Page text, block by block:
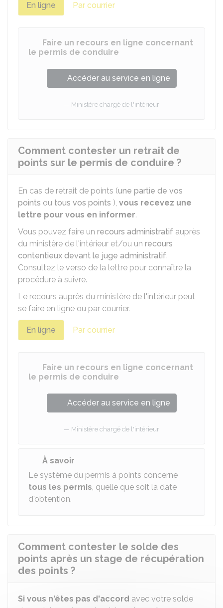
En ligne Par courrier
Faire un recours en ligne concernant
le permis de conduire
Accéder au service en ligne
Ministère chargé de l'intérieur
Comment contester un retrait de
points sur le permis de conduire ?
En cas de retrait de points (une partie de vos
points ou tous vos points ), vous recevez une
lettre pour vous en informer.
Vous pouvez faire un recours administratif auprès
du ministère de l'intérieur et/ou un recours
contentieux devant le juge administratif.
Consultez le verso de la lettre pour connaître la
procédure à suivre.
Le recours auprès du ministère de l'intérieur peut
se faire en ligne ou par courrier.
En ligne Par courrier
Faire un recours en ligne concernant
le permis de conduire
Accéder au service en ligne
Ministère chargé de l'intérieur
À savoir
Le système du permis à points concerne
tous les permis, quelle que soit la date
d'obtention.
Comment contester le solde des
points après un stage de récupération
des points ?
Si vous n'êtes pas d'accord avec votre solde